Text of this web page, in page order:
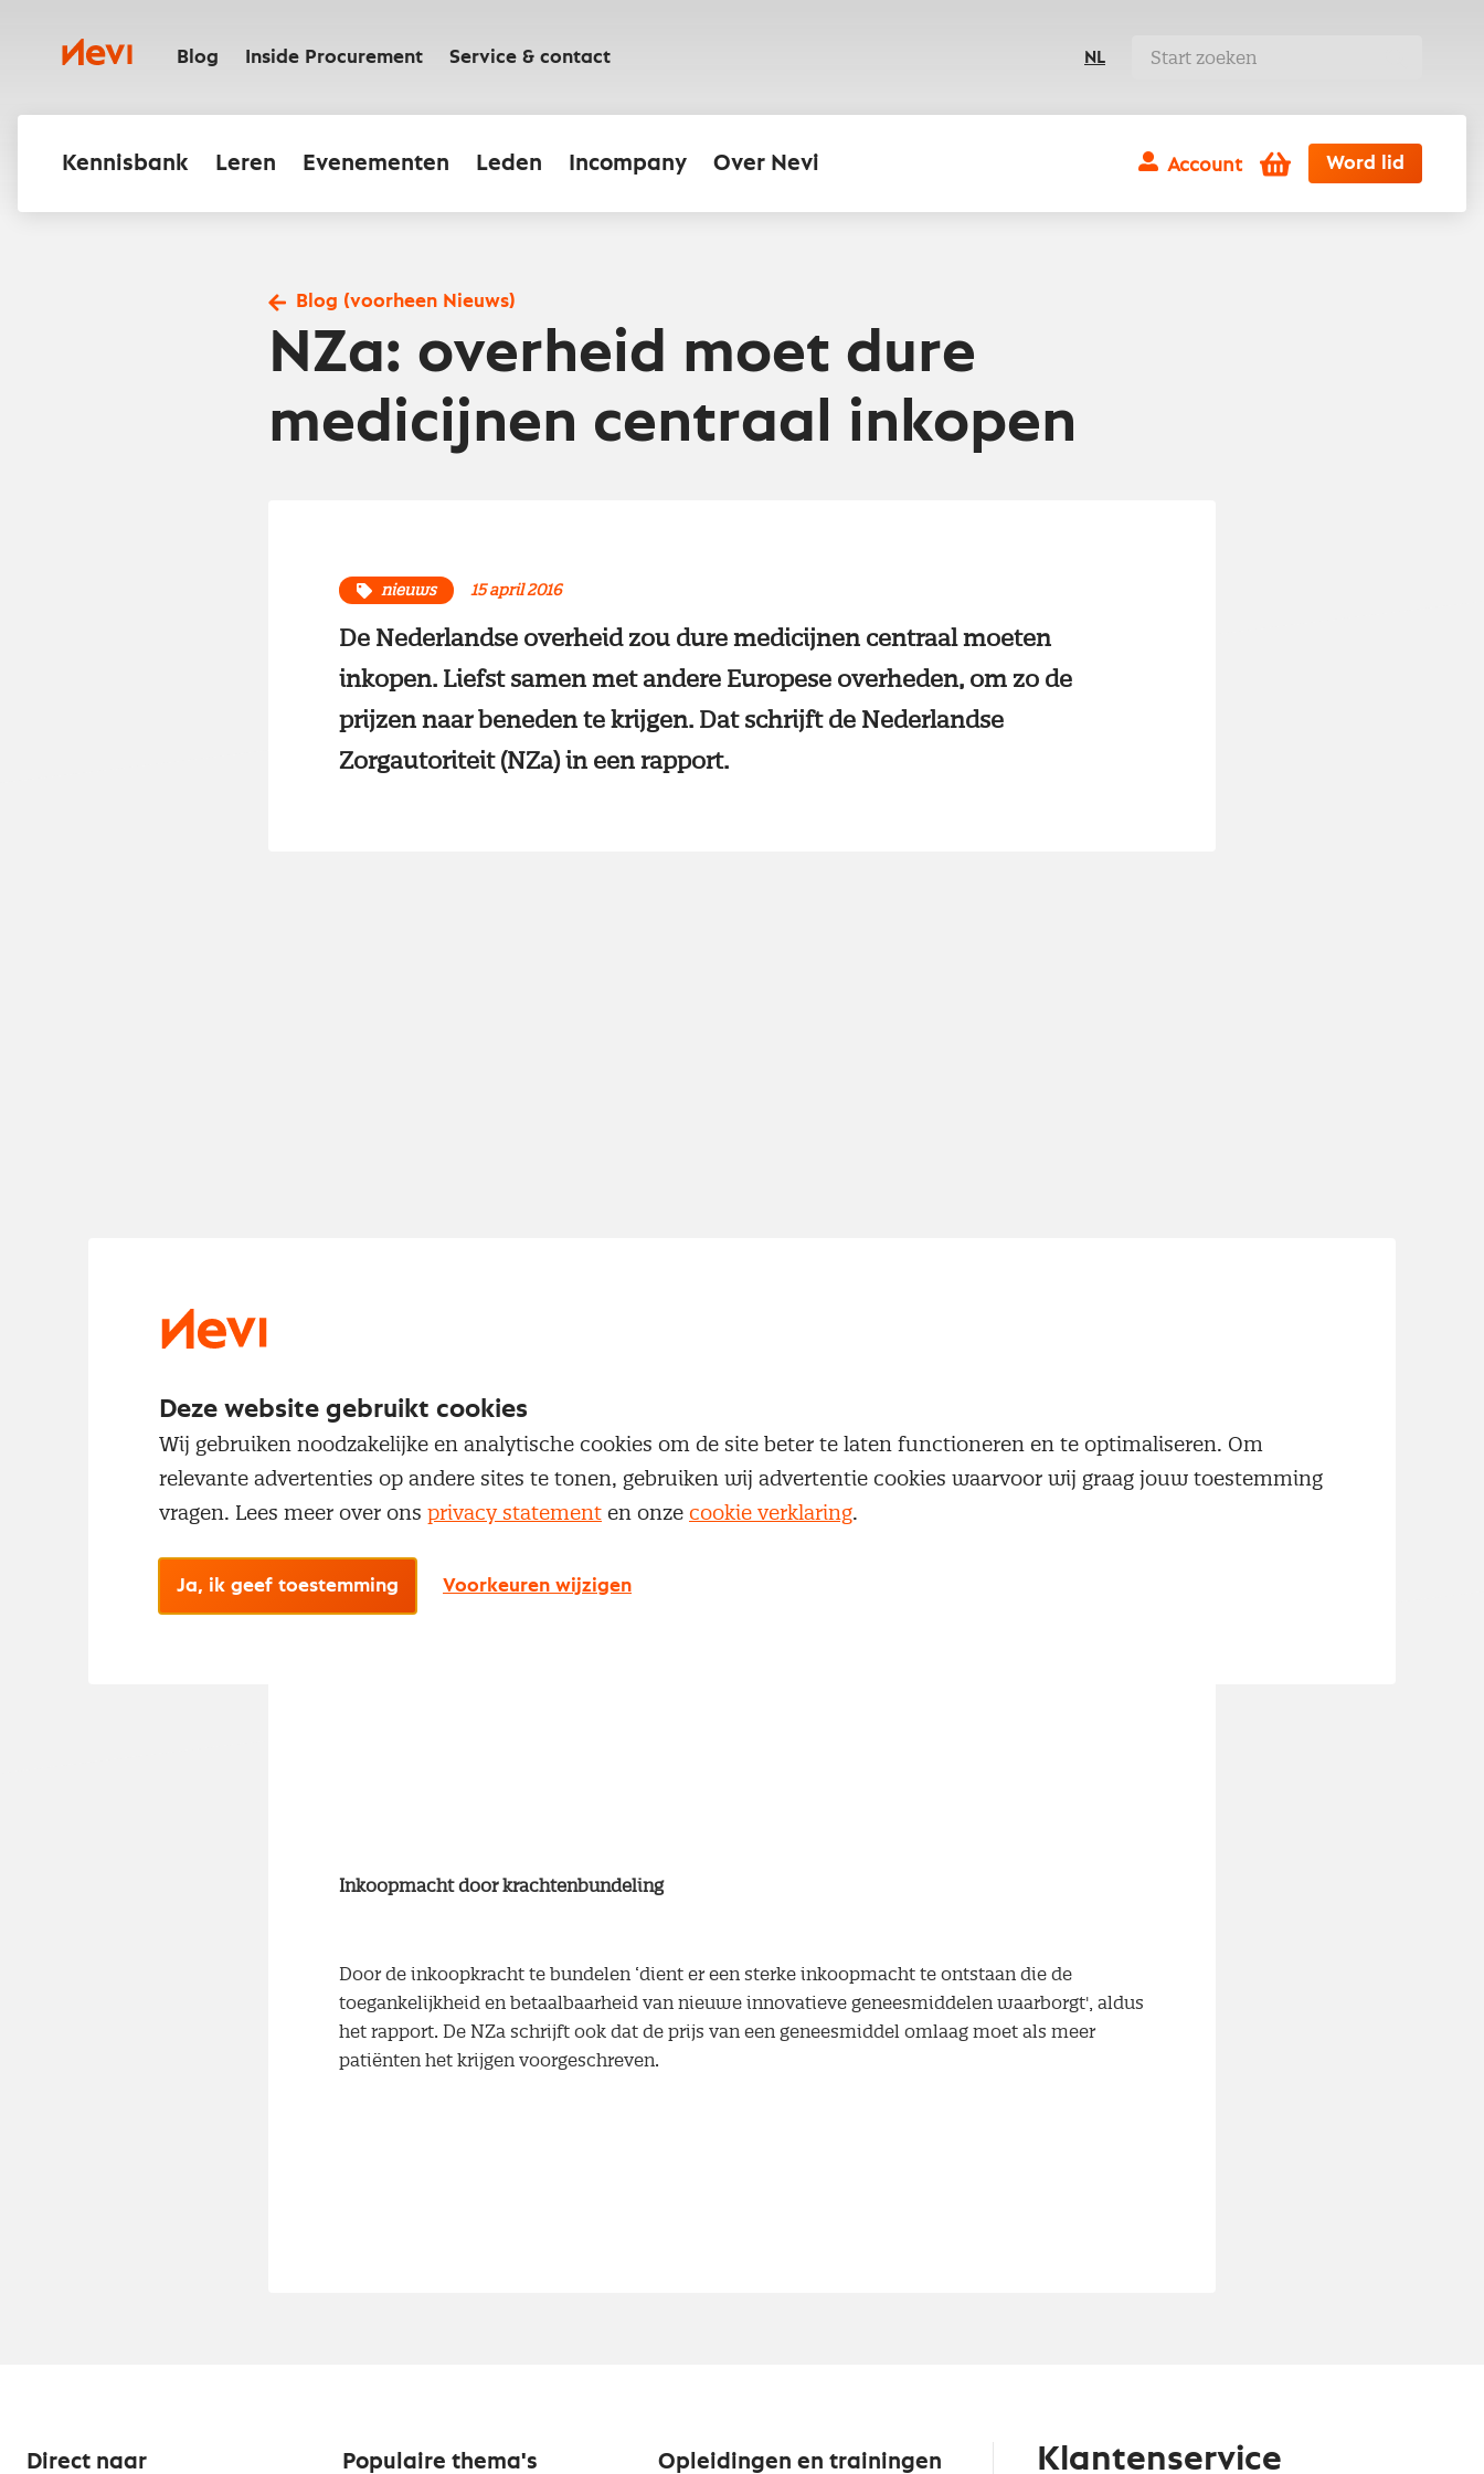
inhoudNevi Blog Inside Procurement Service & contact NL
Kennisbank Leren Evenementen Leden Incompany Over Nevi Account Winkelwagen
Word lid
Blog (voorheen Nieuws)
NZa: overheid moet dure
medicijnen centraal inkopen
nieuws 15 april 2016
De Nederlandse overheid zou dure medicijnen centraal moeten
inkopen. Liefst samen met andere Europese overheden, om zo de
prijzen naar beneden te krijgen. Dat schrijft de Nederlandse
Zorgautoriteit (NZa) in een rapport.
andere Europese overheden, om zo de prijzen naar beneden te krijgen. Dat schrijft de
Nederlandse Zorgautoriteit (NZa) in een rapport. De NZa vindt ook dat er voor dure
Inkoopmacht door krachtenbundeling
Door de inkoopkracht te bundelen ‘dient er een sterke inkoopmacht te ontstaan die de
toegankelijkheid en betaalbaarheid van nieuwe innovatieve geneesmiddelen waarborgt', aldus
het rapport. De NZa schrijft ook dat de prijs van een geneesmiddel omlaag moet als meer
patiënten het krijgen voorgeschreven.
Direct naar Populaire thema's Opleidingen en trainingen Klantenservice
Deze website gebruikt cookies
Wij gebruiken noodzakelijke en analytische cookies om de site beter te laten functioneren en te optimaliseren. Om
relevante advertenties op andere sites te tonen, gebruiken wij advertentie cookies waarvoor wij graag jouw toestemming
vragen. Lees meer over ons privacy statement en onze cookie verklaring.
Ja, ik geef toestemming Voorkeuren wijzigen